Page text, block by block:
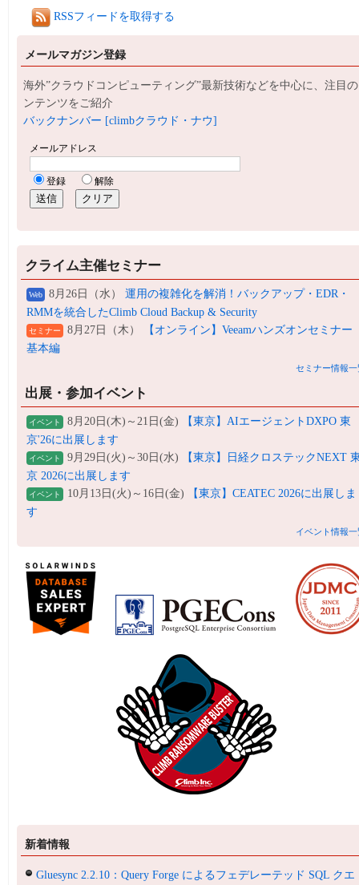
RSSフィードを取得する
メールマガジン登録
海外”クラウドコンピューティング”最新技術などを中心に、注目
ンテンツをご紹介
バックナンバー [climbクラウド・ナウ]
クライム主催セミナー
Web 8月26日（水） 運用の複雑化を解消！バックアップ・EDR・
RMMを統合したClimb Cloud Backup & Security
セミナー 8月27日（木）
【オンライン】Veeamハンズオンセミナー
基本編
セミナー情報一
出展・参加イベント
イベント 8月20日(木)～21日(金)
【東京】AIエージェントDXPO 東
京'26に出展します
イベント 9月29日(火)～30日(水)
【東京】日経クロステックNEXT
京 2026に出展します
イベント 10月13日(火)～16日(金)
【東京】CEATEC 2026に出展しま
す
イベント情報一
新着情報
Gluesync 2.2.10：Query Forge によるフェデレーテッド SQL クエ